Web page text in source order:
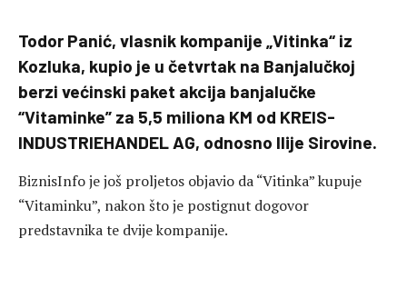
Todor Panić, vlasnik kompanije „Vitinka“ iz
Kozluka, kupio je u četvrtak na Banjalučkoj
berzi većinski paket akcija banjalučke
“Vitaminke” za 5,5 miliona KM od KREIS-
INDUSTRIEHANDEL AG, odnosno Ilije Sirovine.
BiznisInfo je još proljetos objavio da “Vitinka” kupuje
“Vitaminku”, nakon što je postignut dogovor
predstavnika te dvije kompanije.